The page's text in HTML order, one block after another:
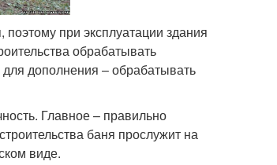
при эксплуатации здания
обрабатывать
дополнения – обрабатывать
Главное – правильно
баня прослужит на
виде.